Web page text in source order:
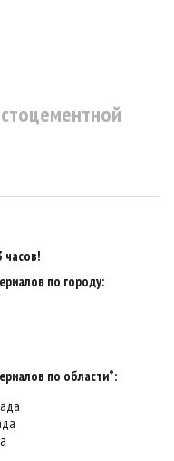
часов!
по городу:
по области*: